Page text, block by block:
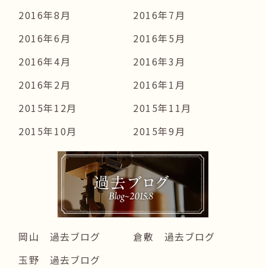
2016年8月
2016年7月
2016年6月
2016年5月
2016年4月
2016年3月
2016年2月
2016年1月
2015年12月
2015年11月
2015年10月
2015年9月
岡山 過去ブログ
倉敷 過去ブログ
玉野 過去ブログ